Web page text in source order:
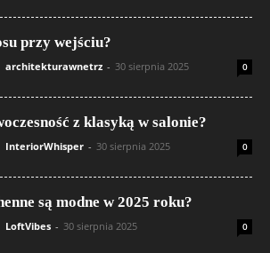
przy wejściu?
architekturawnetrz - 30 sierpnia 2025 0
z klasyką w salonie?
InteriorWhisper - 30 sierpnia 2025 0
są modne w 2025 roku?
LoftVibes - 30 sierpnia 2025 0